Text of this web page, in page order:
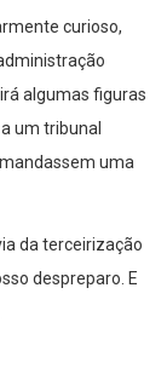
curioso,
algumas figuras
um tribunal
uma
da terceirização
despreparo. E